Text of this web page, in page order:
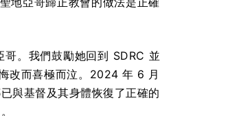
。我們鼓勵她回到 SDRC 並
改而喜極而泣。2024 年 6 月
與基督及其身體恢復了正確的